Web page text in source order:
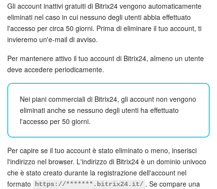
Come iniziare?
CoPilot: IA in Bitrix24
Feed
Messenger
Collab
Calendario
Bitrix24 Drive
Webmail
Gli account inattivi gratuiti di Bitrix24 vengono automaticamente
eliminati nel caso in cui nessuno degli utenti abbia effettuato
l'accesso per circa 50 giorni. Prima di eliminare il tuo account, ti
invieremo un'e-mail di avviso.
Per mantenere attivo il tuo account di Bitrix24, almeno un utente
deve accedere periodicamente.
Nei piani commerciali di Bitrix24, gli account non vengono
eliminati anche se nessuno degli utenti ha effettuato
l'accesso per 50 giorni.
Per capire se il tuo account è stato eliminato o meno, inserisci
l'indirizzo nel browser. L'indirizzo di Bitrix24 è un dominio univoco
che è stato creato durante la registrazione dell'account nel
formato
https://*******.bitrix24.it/ . Se compare una